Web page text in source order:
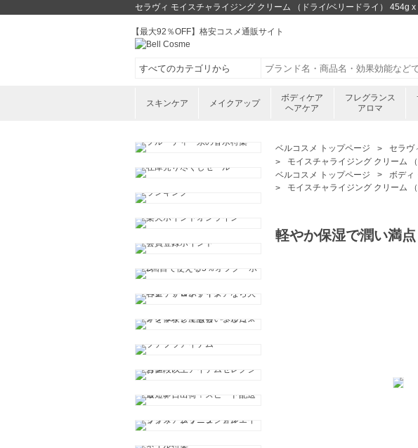
セラヴィ モイスチャライジング クリーム （ドライ/ベリードライ） 454g
【最大92％OFF】格安コスメ通販サイト
スキンケア メイクアップ
ボディケア
ヘアケア
フレグランス
アロマ
ベルコスメ トップページ
セラヴ
モイスチャライジング クリーム
ベルコスメ トップページ
ボディ
モイスチャライジング クリーム
軽やか保湿で潤い満点